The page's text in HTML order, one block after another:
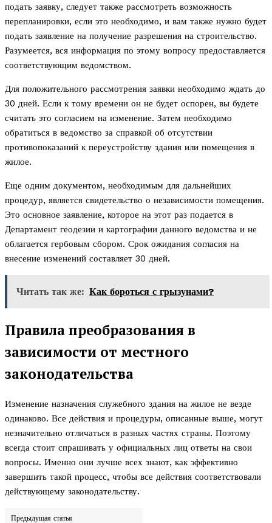
подать заявку, следует также рассмотреть возможность
перепланировки, если это необходимо, и вам также нужно будет
подать заявление на получение разрешения на строительство.
Разумеется, вся информация по этому вопросу предоставляется
соответствующим ведомством.
Для положительного рассмотрения заявки необходимо ждать до
30 дней. Если к тому времени он не будет оспорен, вы будете
считать это согласием на изменение. Затем необходимо
обратиться в ведомство за справкой об отсутствии
противопоказаний к переустройству здания или помещения в
жилое.
Еще одним документом, необходимым для дальнейших
процедур, является свидетельство о независимости помещения.
Это основное заявление, которое на этот раз подается в
Департамент геодезии и картографии данного ведомства и не
облагается гербовым сбором. Срок ожидания согласия на
внесение изменений составляет 30 дней.
Читать так же: Как бороться с грызунами?
Правила преобразования в
зависимости от местного
законодательства
Изменение назначения служебного здания на жилое не везде
одинаково. Все действия и процедуры, описанные выше, могут
незначительно отличаться в разных частях страны. Поэтому
всегда стоит спрашивать у официальных лиц ответы на свои
вопросы. Именно они лучше всех знают, как эффективно
завершить такой процесс, чтобы все действия соответствовали
действующему законодательству.
Предыдущая статья